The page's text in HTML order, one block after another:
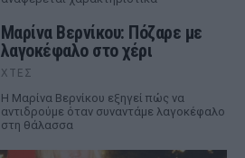
Μαρίνα Βερνίκου: Πόζαρε με
λαγοκέφαλο στο χέρι
ΧΤΕΣ
Η Μαρίνα Βερνίκου εξηγεί πώς να
αντιδρούμε όταν συναντάμε λαγοκέφαλο
στη θάλασσα